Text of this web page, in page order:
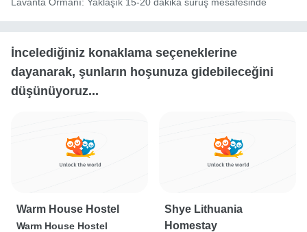
İncelediğiniz konaklama seçeneklerine
dayanarak, şunların hoşunuza gidebileceğini
düşünüyoruz...
Warm House Hostel
Warm House Hostel
Shye Lithuania
Homestay